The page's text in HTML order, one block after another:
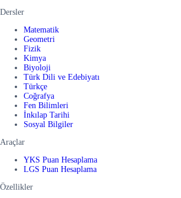
Dersler
Matematik
Geometri
Fizik
Kimya
Biyoloji
Türk Dili ve Edebiyatı
Türkçe
Coğrafya
Fen Bilimleri
İnkılap Tarihi
Sosyal Bilgiler
Araçlar
YKS Puan Hesaplama
LGS Puan Hesaplama
Özellikler